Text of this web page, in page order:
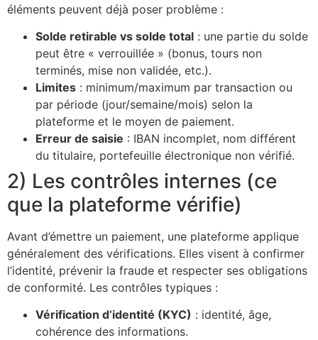
éléments peuvent déjà poser problème :
Solde retirable vs solde total : une partie du solde
peut être « verrouillée » (bonus, tours non
terminés, mise non validée, etc.).
Limites : minimum/maximum par transaction ou
par période (jour/semaine/mois) selon la
plateforme et le moyen de paiement.
Erreur de saisie : IBAN incomplet, nom différent
du titulaire, portefeuille électronique non vérifié.
2) Les contrôles internes (ce
que la plateforme vérifie)
Avant d’émettre un paiement, une plateforme applique
généralement des vérifications. Elles visent à confirmer
l’identité, prévenir la fraude et respecter ses obligations
de conformité. Les contrôles typiques :
Vérification d’identité (KYC) : identité, âge,
cohérence des informations.